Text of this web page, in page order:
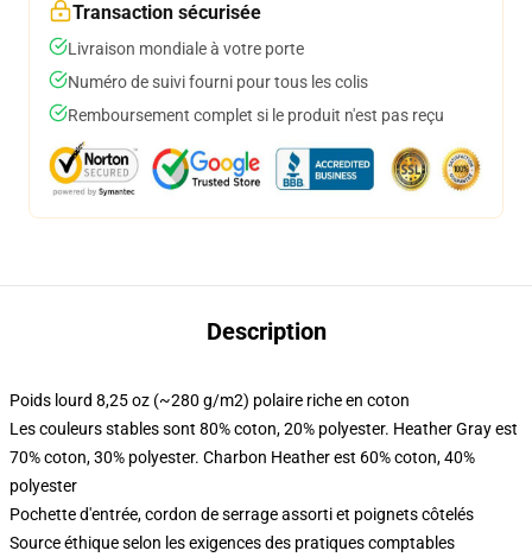
Transaction sécurisée
Livraison mondiale à votre porte
Numéro de suivi fourni pour tous les colis
Remboursement complet si le produit n'est pas reçu
Description
Poids lourd 8,25 oz (~280 g/m2) polaire riche en coton
Les couleurs stables sont 80% coton, 20% polyester. Heather Gray est
70% coton, 30% polyester. Charbon Heather est 60% coton, 40%
polyester
Pochette d'entrée, cordon de serrage assorti et poignets côtelés
Source éthique selon les exigences des pratiques comptables